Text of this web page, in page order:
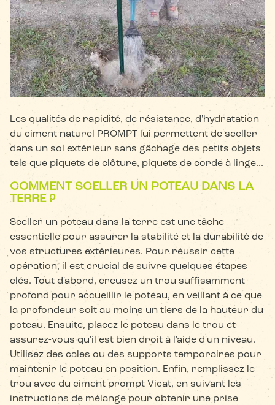
Les qualités de rapidité, de résistance, d'hydratation
du ciment naturel PROMPT lui permettent de sceller
dans un sol extérieur sans gâchage des petits objets
tels que piquets de clôture, piquets de corde à linge...
COMMENT SCELLER UN POTEAU DANS LA
TERRE ?
Sceller un poteau dans la terre est une tâche
essentielle pour assurer la stabilité et la durabilité de
vos structures extérieures. Pour réussir cette
opération, il est crucial de suivre quelques étapes
clés. Tout d'abord, creusez un trou suffisamment
profond pour accueillir le poteau, en veillant à ce que
la profondeur soit au moins un tiers de la hauteur du
poteau. Ensuite, placez le poteau dans le trou et
assurez-vous qu'il est bien droit à l'aide d'un niveau.
Utilisez des cales ou des supports temporaires pour
maintenir le poteau en position. Enfin, remplissez le
trou avec du ciment prompt Vicat, en suivant les
instructions de mélange pour obtenir une prise